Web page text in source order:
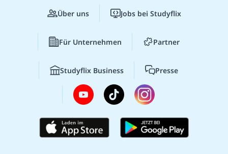
Über uns Jobs bei Studyflix
Für Unternehmen Partner
Studyflix Business Presse